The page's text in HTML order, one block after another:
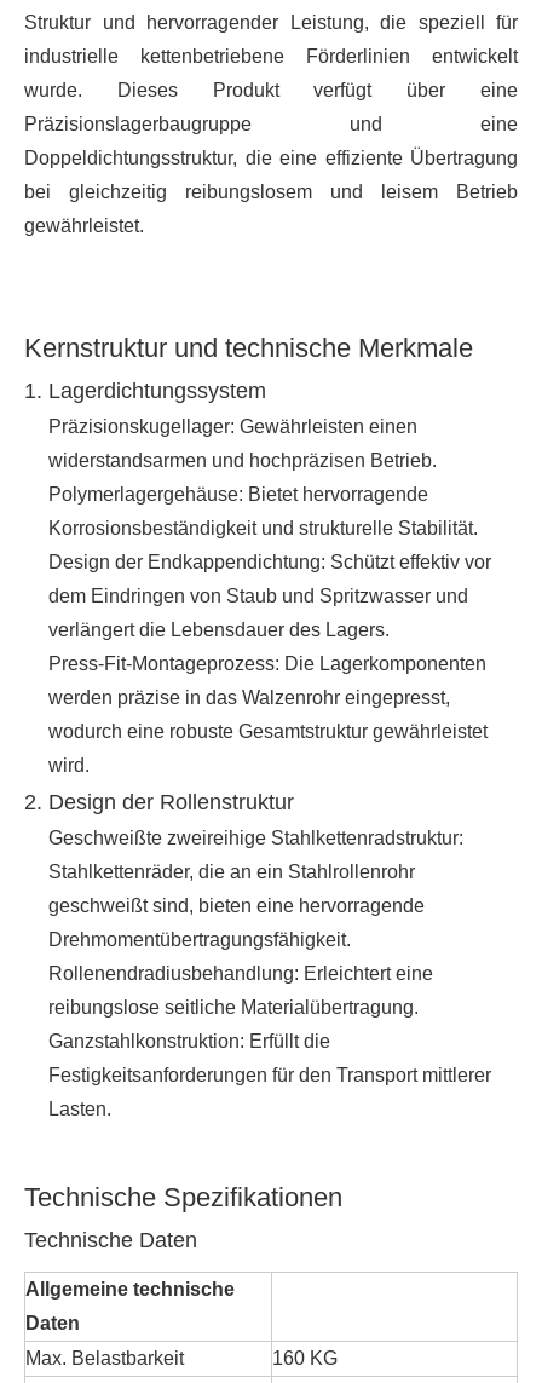
Struktur und hervorragender Leistung, die speziell für
industrielle kettenbetriebene Förderlinien entwickelt
wurde. Dieses Produkt verfügt über eine
Präzisionslagerbaugruppe und eine
Doppeldichtungsstruktur, die eine effiziente Übertragung
bei gleichzeitig reibungslosem und leisem Betrieb
gewährleistet.
Kernstruktur und technische Merkmale
1. Lagerdichtungssystem
Präzisionskugellager: Gewährleisten einen
widerstandsarmen und hochpräzisen Betrieb.
Polymerlagergehäuse: Bietet hervorragende
Korrosionsbeständigkeit und strukturelle Stabilität.
Design der Endkappendichtung: Schützt effektiv vor
dem Eindringen von Staub und Spritzwasser und
verlängert die Lebensdauer des Lagers.
Press-Fit-Montageprozess: Die Lagerkomponenten
werden präzise in das Walzenrohr eingepresst,
wodurch eine robuste Gesamtstruktur gewährleistet
wird.
2. Design der Rollenstruktur
Geschweißte zweireihige Stahlkettenradstruktur:
Stahlkettenräder, die an ein Stahlrollenrohr
geschweißt sind, bieten eine hervorragende
Drehmomentübertragungsfähigkeit.
Rollenendradiusbehandlung: Erleichtert eine
reibungslose seitliche Materialübertragung.
Ganzstahlkonstruktion: Erfüllt die
Festigkeitsanforderungen für den Transport mittlerer
Lasten.
Technische Spezifikationen
Technische Daten
Allgemeine technische
Daten
Max. Belastbarkeit
160 KG